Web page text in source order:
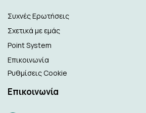
Συχνές Ερωτήσεις
Σχετικά με εμάς
Point System
Επικοινωνία
Ρυθμίσεις Cookie
Επικοινωνία